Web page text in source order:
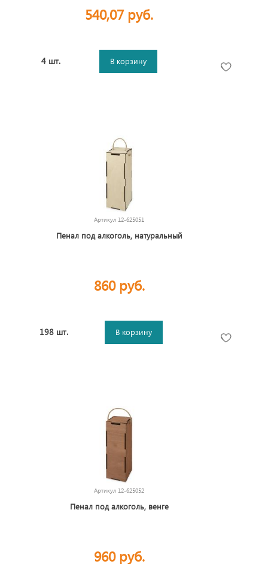
540,07 руб.
4 шт. В корзину
Артикул 12-625051
Пенал под алкоголь, натуральный
860 руб.
198 шт. В корзину
Артикул 12-625052
Пенал под алкоголь, венге
960 руб.